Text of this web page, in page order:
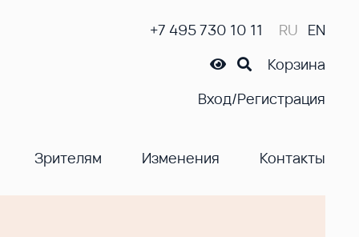
+7 495 730 10 11 RU EN
Корзина
Вход/Регистрация
Зрителям Изменения Контакты